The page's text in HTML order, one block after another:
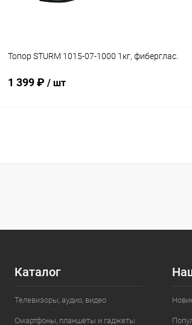
Топор STURM 1015-07-1000 1кг, фиберглас.
1 399 ₽ / шт
Купить в 1 клик К сравнению
Каталог
Телевизоры, аудио, видео
Смартфоны, планшеты и гаджеты